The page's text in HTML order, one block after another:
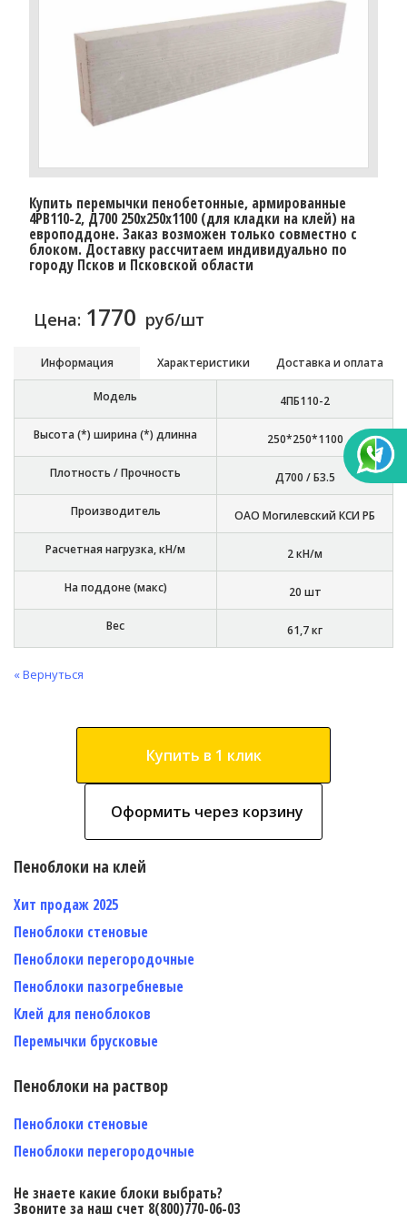
Купить перемычки пенобетонные, армированные
4PB110-2, Д700 250х250х1100 (для кладки на клей) на
европоддоне. Заказ возможен только совместно с
блоком. Доставку рассчитаем индивидуально по
городу Псков и Псковской области
Цена: 1770 руб/шт
Информация Характеристики Доставка и оплата
Модель 4ПБ110-2
Высота (*) ширина (*) длинна 250*250*1100
Плотность / Прочность Д700 / Б3.5
Производитель ОАО Могилевский КСИ РБ
Расчетная нагрузка, кН/м 2 кН/м
На поддоне (макс) 20 шт
Вес 61,7 кг
« Вернуться
Купить в 1 клик
Оформить через корзину
Пеноблоки на клей
Хит продаж 2025
Пеноблоки стеновые
Пеноблоки перегородочные
Пеноблоки пазогребневые
Клей для пеноблоков
Перемычки брусковые
Пеноблоки на раствор
Пеноблоки стеновые
Пеноблоки перегородочные
Не знаете какие блоки выбрать?
Звоните за наш счет 8(800)770-06-03